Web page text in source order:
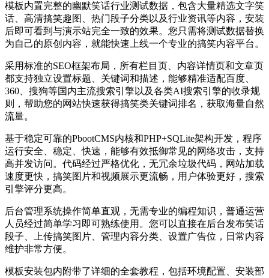
模板内置完整的幽默笑话行业测试数据，包含大量精选文字笑
话、高清搞笑趣图、热门段子分类以及行业资讯等内容，安装
后即可看到与演示站完全一致的效果。您只需将测试数据替换
为自己的原创内容，就能快速上线一个专业的搞笑内容平台。
采用标准的SEO框架布局，所有栏目页、内容详情页和文章页
都支持独立设置标题、关键词和描述，能够精准适配百度、
360、搜狗等国内主流搜索引擎以及各类AI搜索引擎的收录规
则，帮助您的网站快速获得搞笑类关键词排名，获取海量自然
流量。
基于稳定可靠的PbootCMS内核和PHP+SQLite架构开发，程序
运行安全、稳定、快速，能够有效抵御常见的网络攻击，支持
高并发访问。代码经过严格优化，无冗余垃圾代码，网站加载
速度更快，搞笑图片和视频展示更流畅，用户体验更好，搜索
引擎评分更高。
后台管理系统操作简单直观，无需专业的编程知识，普通运营
人员经过简单学习即可熟练使用。您可以直接在后台发布笑话
段子、上传搞笑图片、管理内容分类、设置广告位，日常内容
维护非常方便。
模板安装包内附带了详细的全套教程，包括环境配置、安装部